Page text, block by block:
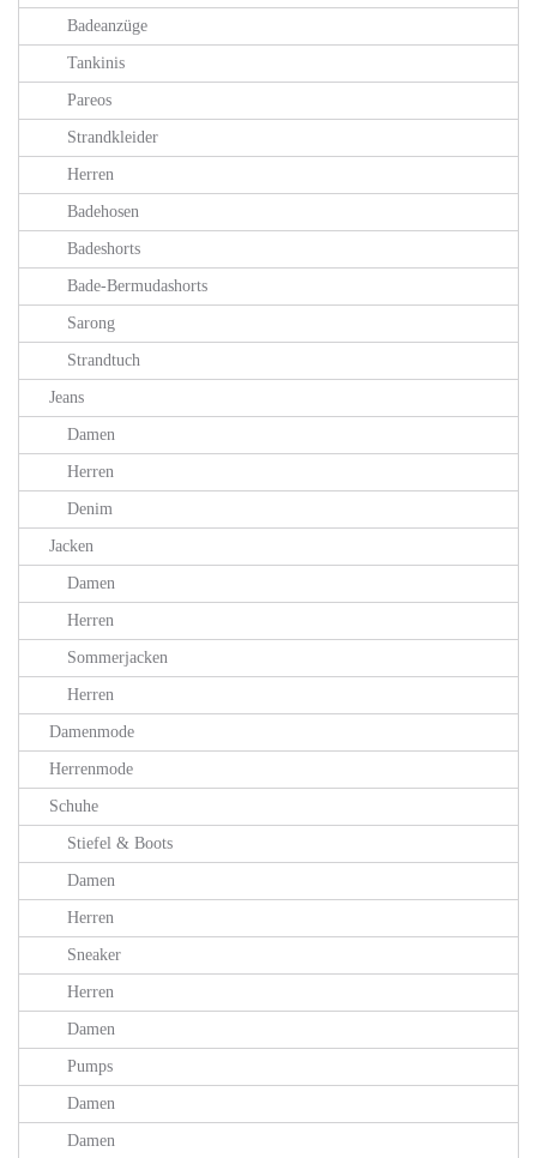
Badeanzüge
Tankinis
Pareos
Strandkleider
Herren
Badehosen
Badeshorts
Bade-Bermudashorts
Sarong
Strandtuch
Jeans
Damen
Herren
Denim
Jacken
Damen
Herren
Sommerjacken
Herren
Damenmode
Herrenmode
Schuhe
Stiefel & Boots
Damen
Herren
Sneaker
Herren
Damen
Pumps
Damen
Damen